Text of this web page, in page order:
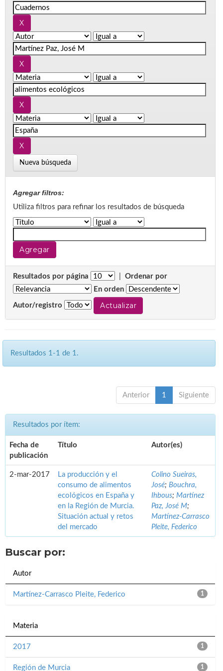
Nueva búsqueda
Agregar filtros:
Utiliza filtros para refinar los resultados de búsqueda
Resultados por página
Ordenar por
En orden
Autor/registro
Resultados 1-1 de 1.
Anterior 1 Siguiente
Resultados por ítem:
Fecha de
publicación
Título Autor(es)
2-mar-2017
La producción y el
consumo de alimentos
ecológicos en España y
en la Región de Murcia.
Situación actual y retos
del mercado
Colino Sueiras,
José; Bouchra,
Ihbous; Martínez
Paz, José M;
Martínez-Carrasco
Pleite, Federico
Buscar por:
Autor
1
Martínez-Carrasco Pleite, Federico
Materia
1
2017
1
Región de Murcia